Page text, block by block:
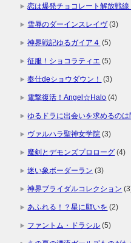
恋は爆発チョコレート解放戦線
雪辱のダーインスレイヴ(3)
神界戦記ゆるガイア４ (5)
征服！ショコラティエ (5)
奉仕deショウダウン！ (3)
電撃復活！Angel☆Halo (4)
ゆるドラに出会いを求めるの
ヴァルハラ聖神女学院 (3)
魔剣とデモンズプロローグ (4)
迷い象ボーダーラン (3)
神界ブライダルコレクション
あふれる！？星に願いを (2)
ファントム・ドラシル (5)